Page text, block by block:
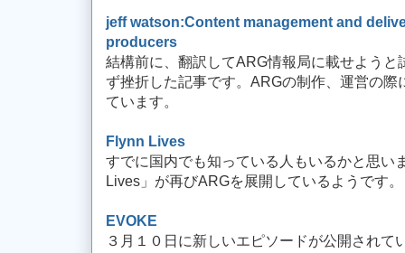
jeff watson:Content management and
producers
結構前に、翻訳してARG情報局に載せようと
ず挫折した記事です。ARGの制作、運営の際
ています。
Flynn Lives
すでに国内でも知っている人もいるかと思い
Lives」が再びARGを展開しているようです。
EVOKE
３月１０日に新しいエピソードが公開されて